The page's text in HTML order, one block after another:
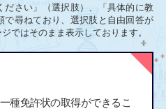
ださい」（選択肢）、「具体的に教
で尋ねており、選択肢と自由回答が
ではそのまま表示しております。
種免許状の取得ができるこ